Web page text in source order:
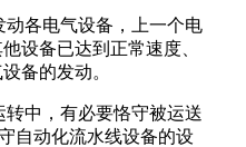
各电气设备，上一个电
设备已达到正常速度、
备的发动。
中，有必要恪守被运送
自动化流水线设备的设